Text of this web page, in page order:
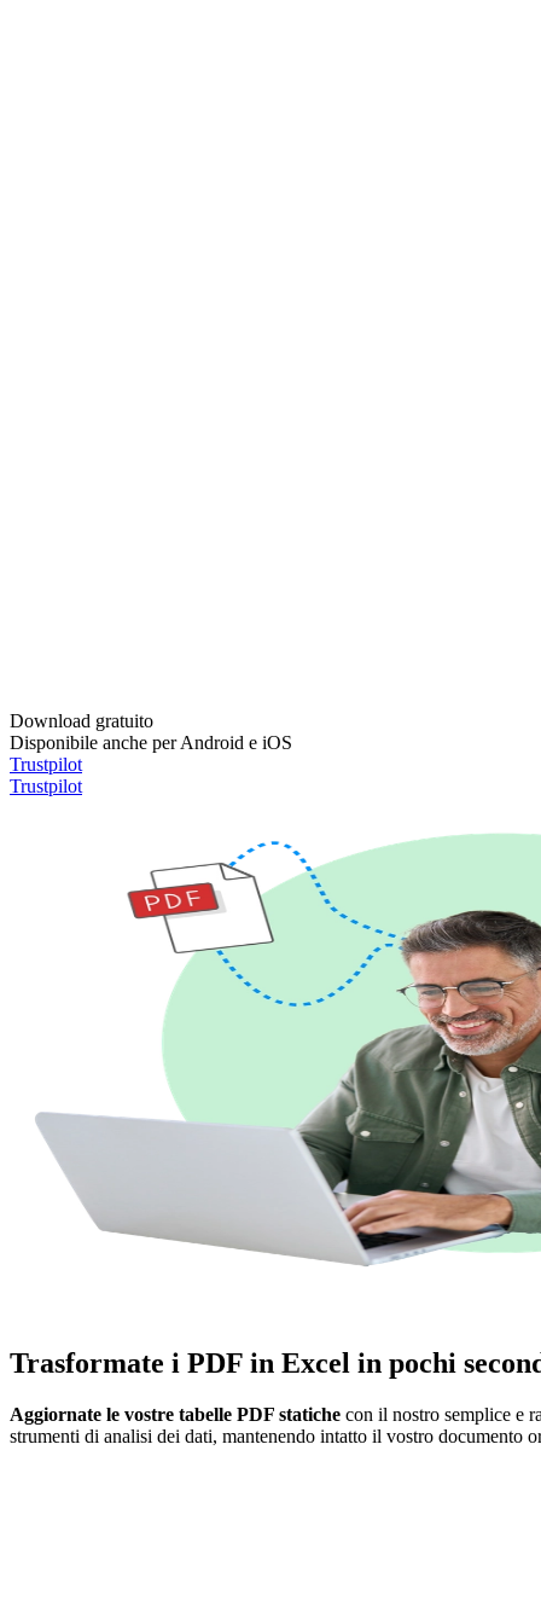
Download gratuito
Disponibile anche per Android e iOS
Trustpilot
Trustpilot
Trasformate i PDF in Excel in pochi
Aggiornate le vostre tabelle PDF statiche con il nostro semplice e
strumenti di analisi dei dati, mantenendo intatto il vostro documento